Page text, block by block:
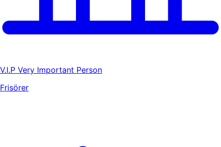
V.I.P Very Important Person
Frisörer